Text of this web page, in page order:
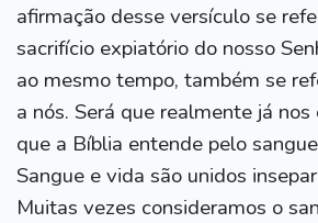
afirmação desse versículo se
sacrifício expiatório do nosso
ao mesmo tempo, também se
a nós. Será que realmente já
que a Bíblia entende pelo
Sangue e vida são unidos
Muitas vezes consideramos o